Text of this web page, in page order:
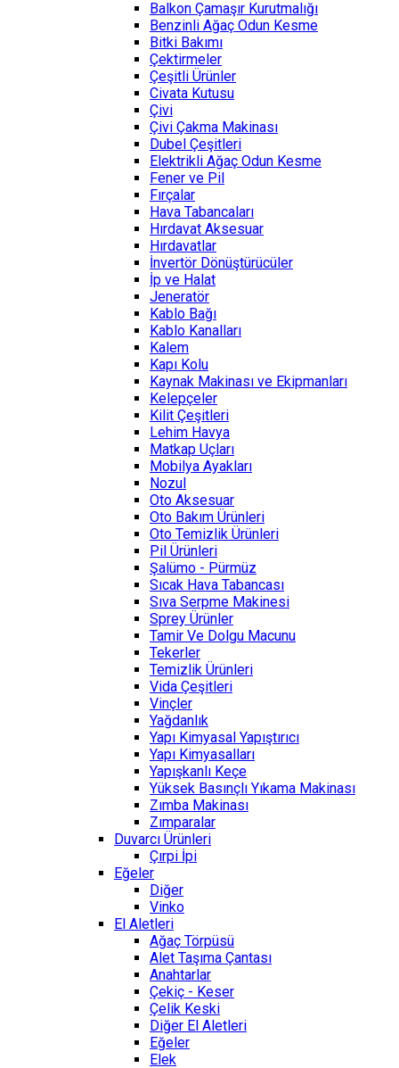
Balkon Çamaşır Kurutmalığı
Benzinli Ağaç Odun Kesme
Bitki Bakımı
Çektirmeler
Çeşitli Ürünler
Civata Kutusu
Çivi
Çivi Çakma Makinası
Dubel Çeşitleri
Elektrikli Ağaç Odun Kesme
Fener ve Pil
Fırçalar
Hava Tabancaları
Hırdavat Aksesuar
Hırdavatlar
İnvertör Dönüştürücüler
İp ve Halat
Jeneratör
Kablo Bağı
Kablo Kanalları
Kalem
Kapı Kolu
Kaynak Makinası ve Ekipmanları
Kelepçeler
Kilit Çeşitleri
Lehim Havya
Matkap Uçları
Mobilya Ayakları
Nozul
Oto Aksesuar
Oto Bakım Ürünleri
Oto Temizlik Ürünleri
Pil Ürünleri
Şalümo - Pürmüz
Sıcak Hava Tabancası
Sıva Serpme Makinesi
Sprey Ürünler
Tamir Ve Dolgu Macunu
Tekerler
Temizlik Ürünleri
Vida Çeşitleri
Vinçler
Yağdanlık
Yapı Kimyasal Yapıştırıcı
Yapı Kimyasalları
Yapışkanlı Keçe
Yüksek Basınçlı Yıkama Makinası
Zımba Makinası
Zımparalar
Duvarcı Ürünleri
Çırpi İpi
Eğeler
Diğer
Vinko
El Aletleri
Ağaç Törpüsü
Alet Taşıma Çantası
Anahtarlar
Çekiç - Keser
Çelik Keski
Diğer El Aletleri
Eğeler
Elek